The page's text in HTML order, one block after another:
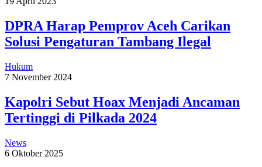
DPRA Harap Pemprov Aceh Carikan
Solusi Pengaturan Tambang Ilegal
Hukum
7 November 2024
Kapolri Sebut Hoax Menjadi Ancaman
Tertinggi di Pilkada 2024
News
6 Oktober 2025